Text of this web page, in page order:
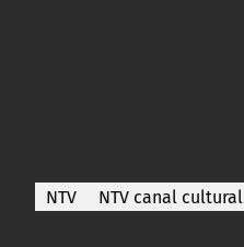
NTV NTV canal cultural